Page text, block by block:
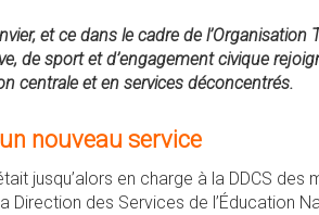
et ce dans le cadre de
de sport et d’engagement civique
centrale et en services déconcentrés.
nouveau service
jusqu’alors en charge à la DDCS
Direction des Services de l’Éducation